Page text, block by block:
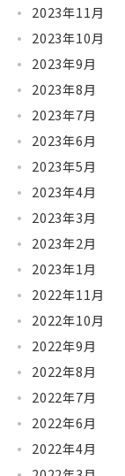
2023年11月
2023年10月
2023年9月
2023年8月
2023年7月
2023年6月
2023年5月
2023年4月
2023年3月
2023年2月
2023年1月
2022年11月
2022年10月
2022年9月
2022年8月
2022年7月
2022年6月
2022年4月